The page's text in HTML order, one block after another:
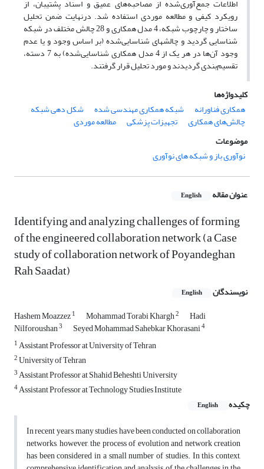
اطلاعات جمع‌آوری‌شده از مصاحبه‌های عمیق و اسناد پشتیبان، از
رویکرد کیفی و مطالعه موردی استفاده شد. درنهایت ضمن تحلیل
ساختار و چارچوب شبکه، 4 مدل همکاری و 28 چالش مختلف در شبکه
شناسایی گردید و چالش­های شناسایی‌شده (بر اساس وجود و یا عدم
وجود آن‌ها در هر یک از 4 مدل همکاری شناسایی‌شده) به 7 دسته،
تقسیم‌بندی گردیدند و مورد تحلیل قرار گرفتند.
کلیدواژه‌ها
همکاری فناورانه
شبکه همکاری مهندسی شده شکل دهی شبکه
چالش‌های همکاری تجهیزات پزشکی
مطالعه موردی
موضوعات
نوآوری باز و شبکه های نوآوری
عنوان مقاله English
Identifying and analyzing challenges of forming
of the engineered collaboration network (a Case
study of collaboration network of Poyandeghan
Rah Saadat)
نویسندگان English
Hashem Moazzez1 Mohammad Torabi Khargh2 Hadi
Nilforoushan3 Seyed Mohammad Sahebkar Khorasani4
1Assistant Professor at University of Tehran
2University of Tehran
3Assistant Professor at Shahid Beheshti University
4Assistant Professor at Technology Studies Institute
چکیده
English
In recent years, many studies have been conducted on collaboration
networks, however, the process of evolution and network creation
has been considered in a small number of studies. In this context,